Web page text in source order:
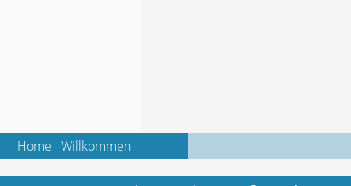
Home Willkommen